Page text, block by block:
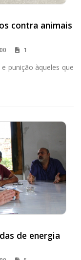
contra animais
1
punição àqueles que
de energia